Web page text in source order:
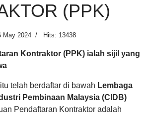
(PPK)
May 2024 Hits: 13438
Kontraktor (PPK) ialah sijil yang
telah berdaftar di bawah Lembaga
Pembinaan Malaysia (CIDB)
Pendaftaran Kontraktor adalah